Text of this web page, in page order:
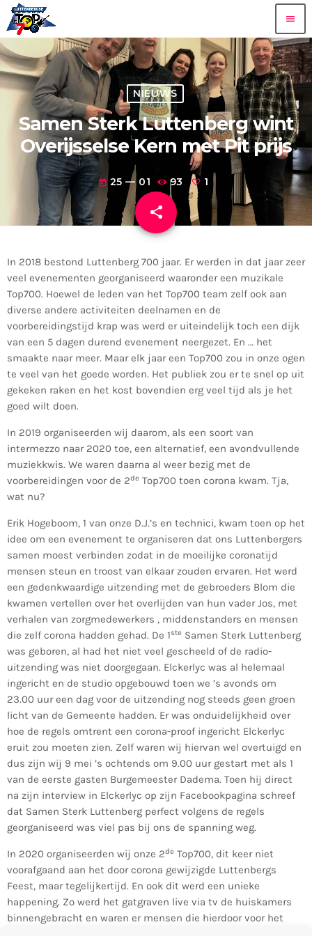
menu
NIEUWS
Samen Sterk Luttenberg wint
Overijsselse Kern met Pit prijs
today 25 — 01 93 1
share
email
In 2018 bestond Luttenberg 700 jaar. Er werden in dat jaar zeer
veel evenementen georganiseerd waaronder een muzikale
Top700. Hoewel de leden van het Top700 team zelf ook aan
diverse andere activiteiten deelnamen en de
voorbereidingstijd krap was werd er uiteindelijk toch een dijk
van een 5 dagen durend evenement neergezet. En … het
smaakte naar meer. Maar elk jaar een Top700 zou in onze ogen
te veel van het goede worden. Het publiek zou er te snel op uit
gekeken raken en het kost bovendien erg veel tijd als je het
goed wilt doen.
In 2019 organiseerden wij daarom, als een soort van
intermezzo naar 2020 toe, een alternatief, een avondvullende
muziekkwis. We waren daarna al weer bezig met de
voorbereidingen voor de 2de Top700 toen corona kwam. Tja,
wat nu?
Erik Hogeboom, 1 van onze D.J.’s en technici, kwam toen op het
idee om een evenement te organiseren dat ons Luttenbergers
samen moest verbinden zodat in de moeilijke coronatijd
mensen steun en troost van elkaar zouden ervaren. Het werd
een gedenkwaardige uitzending met de gebroeders Blom die
kwamen vertellen over het overlijden van hun vader Jos, met
verhalen van zorgmedewerkers , middenstanders en mensen
die zelf corona hadden gehad. De 1ste Samen Sterk Luttenberg
was geboren, al had het niet veel gescheeld of de radio-
uitzending was niet doorgegaan. Elckerlyc was al helemaal
ingericht en de studio opgebouwd toen we ’s avonds om
23.00 uur een dag voor de uitzending nog steeds geen groen
licht van de Gemeente hadden. Er was onduidelijkheid over
hoe de regels omtrent een corona-proof ingericht Elckerlyc
eruit zou moeten zien. Zelf waren wij hiervan wel overtuigd en
dus zijn wij 9 mei ’s ochtends om 9.00 uur gestart met als 1
van de eerste gasten Burgemeester Dadema. Toen hij direct
na zijn interview in Elckerlyc op zijn Facebookpagina schreef
dat Samen Sterk Luttenberg perfect volgens de regels
georganiseerd was viel pas bij ons de spanning weg.
In 2020 organiseerden wij onze 2de Top700, dit keer niet
voorafgaand aan het door corona gewijzigde Luttenbergs
Feest, maar tegelijkertijd. En ook dit werd een unieke
happening. Zo werd het gatgraven live via tv de huiskamers
binnengebracht en waren er mensen die hierdoor voor het